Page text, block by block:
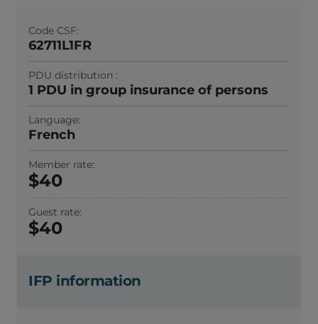
Code CSF
62711L1FR
PDU distribution
1 PDU in group insurance of persons
Language
French
Member rate
40
Guest rate
40
IFP information